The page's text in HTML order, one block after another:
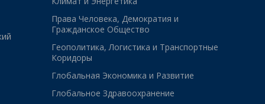
Права Человека, Демократия и
Гражданское Общество
Геополитика, Логистика и Транспортные
Коридоры
Глобальная Экономика и Развитие
Глобальное Здравоохранение